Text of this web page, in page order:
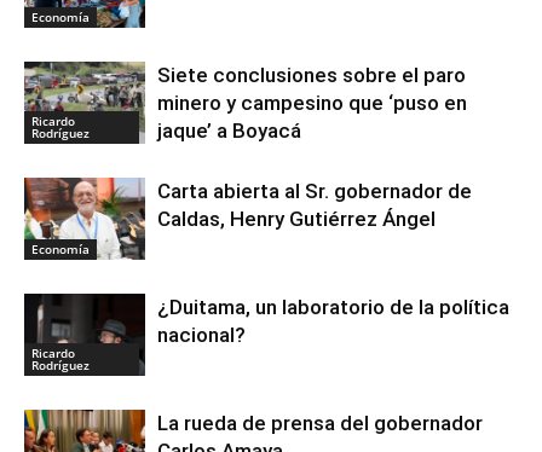
Economía
Ricardo
Rodríguez
Siete conclusiones sobre el paro
minero y campesino que ‘puso en
jaque’ a Boyacá
Economía
Carta abierta al Sr. gobernador de
Caldas, Henry Gutiérrez Ángel
Ricardo
Rodríguez
¿Duitama, un laboratorio de la política
nacional?
La rueda de prensa del gobernador